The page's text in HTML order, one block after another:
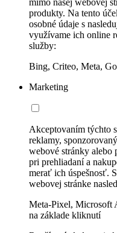
produkty. Na tento
osobné údaje s
využívame ich online
služby:
Bing, Criteo, Meta,
Marketing
Akceptovaním týchto
reklamy,
webové stránky alebo
pri prehliadaní a
merať ich úspešnosť.
webovej stránke
Meta-Pixel, Microsoft
na základe kliknutí